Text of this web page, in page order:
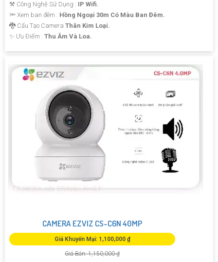
⚒ Công Nghệ Sử Dụng : IP Wifi.
🔦 Xem ban đêm : Hồng Ngoại 30m Có Màu Ban Đêm.
🐉️ Cấu Tạo Camera Thân Kim Loại.
️✨ Ưu Điểm : Thu Âm Và Loa.
CAMERA EZVIZ CS-C6N 40MP
Giá Khuyến Mại: 1,100,000 ₫
Giá Bán: 1,150,000 ₫